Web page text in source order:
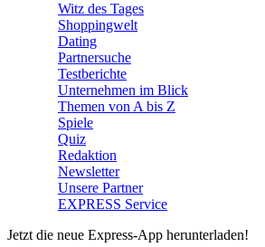
Witz des Tages
Shoppingwelt
Dating
Partnersuche
Testberichte
Unternehmen im Blick
Themen von A bis Z
Spiele
Quiz
Redaktion
Newsletter
Unsere Partner
EXPRESS Service
Jetzt die neue Express-App herunterladen!